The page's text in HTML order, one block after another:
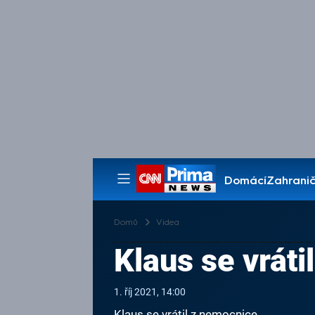
Domácí
Pořady
Domů Videa
Klaus se
1. říj 2021, 14:00